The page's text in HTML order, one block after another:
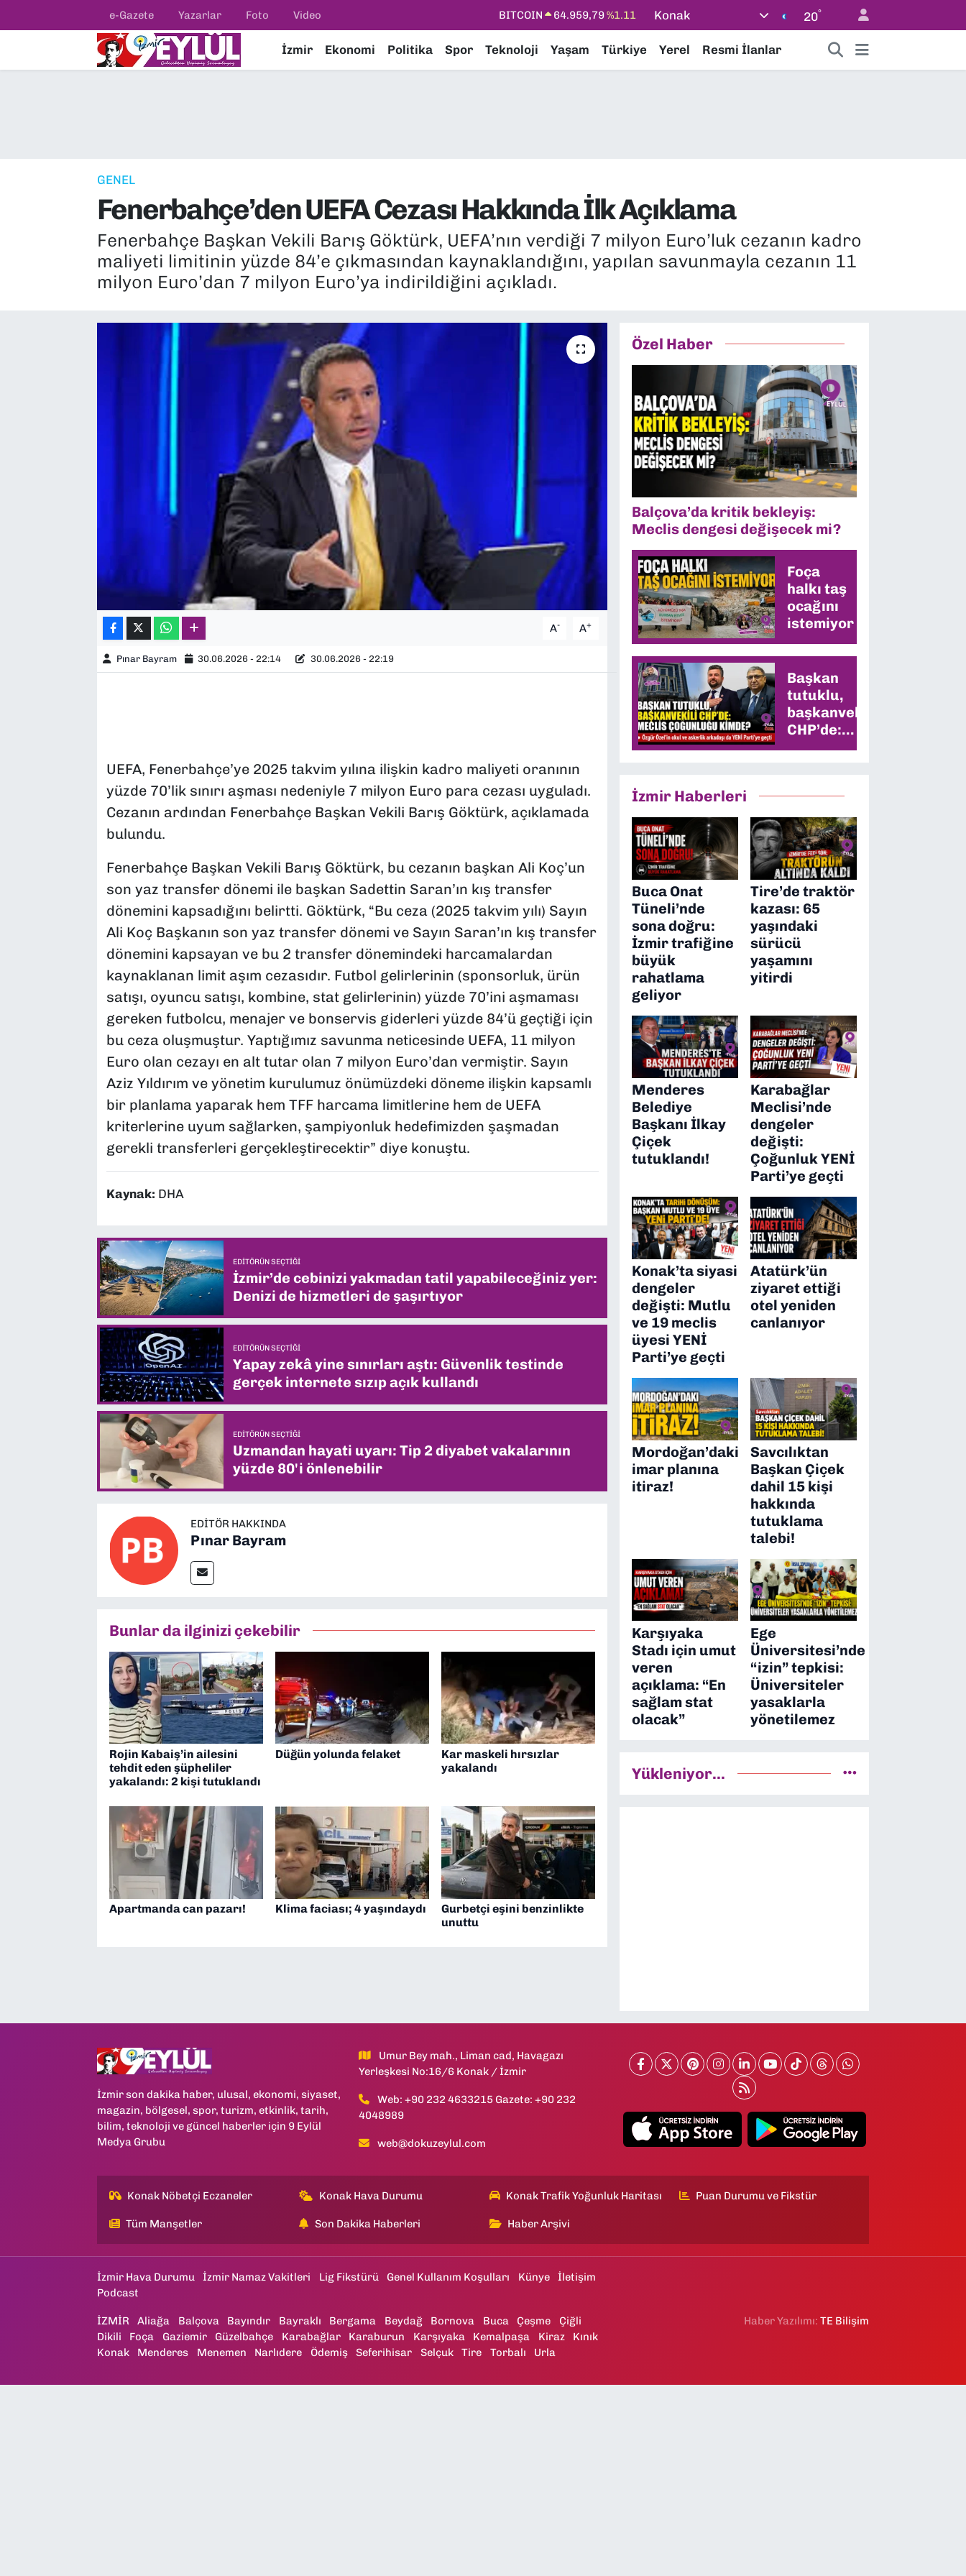
e-Gazete Yazarlar Foto Video DOLAR 47,7436%0.18
STERLİN
64,4811%0.38
Konak 20°
İzmir Ekonomi Politika Spor Teknoloji Yaşam Türkiye Yerel Resmi İlanlar
GENEL
Fenerbahçe’den UEFA Cezası Hakkında İlk Açıklama
Fenerbahçe Başkan Vekili Barış Göktürk, UEFA’nın verdiği 7 milyon Euro’luk cezanın kadro
maliyeti limitinin yüzde 84’e çıkmasından kaynaklandığını, yapılan savunmayla cezanın 11
milyon Euro’dan 7 milyon Euro’ya indirildiğini açıkladı.
A- A+
Pınar Bayram 30.06.2026 - 22:14 30.06.2026 - 22:19
UEFA, Fenerbahçe’ye 2025 takvim yılına ilişkin kadro maliyeti oranının
yüzde 70’lik sınırı aşması nedeniyle 7 milyon Euro para cezası uyguladı.
Cezanın ardından Fenerbahçe Başkan Vekili Barış Göktürk, açıklamada
bulundu.
Fenerbahçe Başkan Vekili Barış Göktürk, bu cezanın başkan Ali Koç’un
son yaz transfer dönemi ile başkan Sadettin Saran’ın kış transfer
dönemini kapsadığını belirtti. Göktürk, “Bu ceza (2025 takvim yılı) Sayın
Ali Koç Başkanın son yaz transfer dönemi ve Sayın Saran’ın kış transfer
dönemini kapsayan ve bu 2 transfer dönemindeki harcamalardan
kaynaklanan limit aşım cezasıdır. Futbol gelirlerinin (sponsorluk, ürün
satışı, oyuncu satışı, kombine, stat gelirlerinin) yüzde 70’ini aşmaması
gereken futbolcu, menajer ve bonservis giderleri yüzde 84’ü geçtiği için
bu ceza oluşmuştur. Yaptığımız savunma neticesinde UEFA, 11 milyon
Euro olan cezayı en alt tutar olan 7 milyon Euro’dan vermiştir. Sayın
Aziz Yıldırım ve yönetim kurulumuz önümüzdeki döneme ilişkin kapsamlı
bir planlama yaparak hem TFF harcama limitlerine hem de UEFA
kriterlerine uyum sağlarken, şampiyonluk hedefimizden şaşmadan
gerekli transferleri gerçekleştirecektir” diye konuştu.
Kaynak: DHA
EDITÖRÜN SEÇTIĞI
İzmir’de cebinizi yakmadan tatil yapabileceğiniz yer:
Denizi de hizmetleri de şaşırtıyor
EDITÖRÜN SEÇTIĞI
Yapay zekâ yine sınırları aştı: Güvenlik testinde
gerçek internete sızıp açık kullandı
EDITÖRÜN SEÇTIĞI
Uzmandan hayati uyarı: Tip 2 diyabet vakalarının
yüzde 80'i önlenebilir
EDITÖR HAKKINDA
Pınar Bayram
Bunlar da ilginizi çekebilir
Rojin Kabaiş’in ailesini
tehdit eden şüpheliler
yakalandı: 2 kişi tutuklandı
Düğün yolunda felaket
Kar maskeli hırsızlar
yakalandı
Apartmanda can pazarı! Klima faciası; 4 yaşındaydı
Gurbetçi eşini benzinlikte
unuttu
Özel Haber
Balçova’da kritik bekleyiş:
Meclis dengesi değişecek mi?
Foça
halkı taş
ocağını
istemiyor
Başkan
tutuklu,
başkanvekili
CHP’de:
Meclis
İzmir Haberleri
Buca Onat
Tüneli’nde
sona doğru:
İzmir trafiğine
büyük
rahatlama
geliyor
Tire’de traktör
kazası: 65
yaşındaki
sürücü
yaşamını
yitirdi
Menderes
Belediye
Başkanı İlkay
Çiçek
tutuklandı!
Karabağlar
Meclisi’nde
dengeler
değişti:
Çoğunluk YENİ
Parti’ye geçti
Konak’ta siyasi
dengeler
değişti: Mutlu
ve 19 meclis
üyesi YENİ
Parti’ye geçti
Atatürk’ün
ziyaret ettiği
otel yeniden
canlanıyor
Mordoğan’daki
imar planına
itiraz!
Savcılıktan
Başkan Çiçek
dahil 15 kişi
hakkında
tutuklama
talebi!
Karşıyaka
Stadı için umut
veren
açıklama: “En
sağlam stat
olacak”
Ege
Üniversitesi’nde
“izin” tepkisi:
Üniversiteler
yasaklarla
yönetilemez
Yükleniyor...
İzmir son dakika haber, ulusal, ekonomi, siyaset,
magazin, bölgesel, spor, turizm, etkinlik, tarih,
bilim, teknoloji ve güncel haberler için 9 Eylül
Medya Grubu
Umur Bey mah., Liman cad, Havagazı
Yerleşkesi No:16/6 Konak / İzmir
Web: +90 232 4633215 Gazete: +90 232
4048989
web@dokuzeylul.com
Konak Nöbetçi Eczaneler Konak Hava Durumu Konak Trafik Yoğunluk Haritası Puan Durumu ve Fikstür
Tüm Manşetler Son Dakika Haberleri Haber Arşivi
İzmir Hava Durumu İzmir Namaz Vakitleri Lig Fikstürü Genel Kullanım Koşulları Künye
İletişim
Podcast
İZMİR Aliağa Balçova Bayındır Bayraklı Bergama Beydağ Bornova Buca Çeşme
Çiğli
Dikili
Foça Gaziemir Güzelbahçe Karabağlar Karaburun Karşıyaka Kemalpaşa Kiraz
Kınık
Konak
Menderes Menemen Narlıdere Ödemiş Seferihisar Selçuk Tire Torbalı Urla
Haber Yazılımı:TE Bilişim
Resmi İlanlar
EKONOMİ
KÜLTÜR SANAT
Konak Nöbetçi Eczaneler
Tüm Manşetler
Son Dakika Haberleri